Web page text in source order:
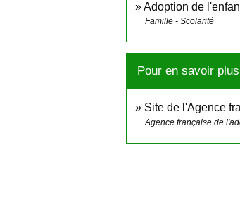
Adoption de
Famille - Scolarité
Pour en savoir plus
Site de l'Agence
Agence française de